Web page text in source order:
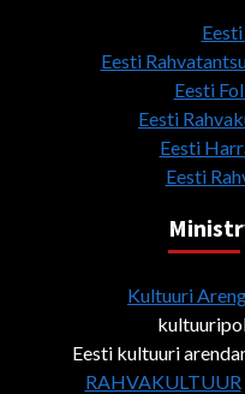
Eesti
Eesti
Eesti
Eesti
Eesti
Kultuuri
Eesti kultuuri
RAHVAKULTUUR